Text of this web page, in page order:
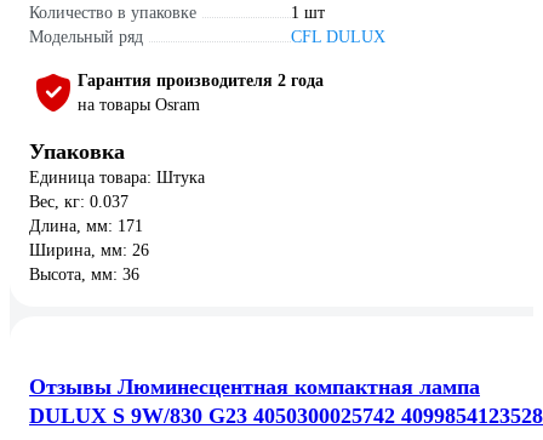
Количество в упаковке
1 шт
Модельный ряд
CFL DULUX
Гарантия производителя 2 года
на товары Osram
Упаковка
Единица товара: Штука
Вес, кг: 0.037
Длина, мм: 171
Ширина, мм: 26
Высота, мм: 36
Отзывы Люминесцентная компактная лампа
DULUX S 9W/830 G23 4050300025742 4099854123528